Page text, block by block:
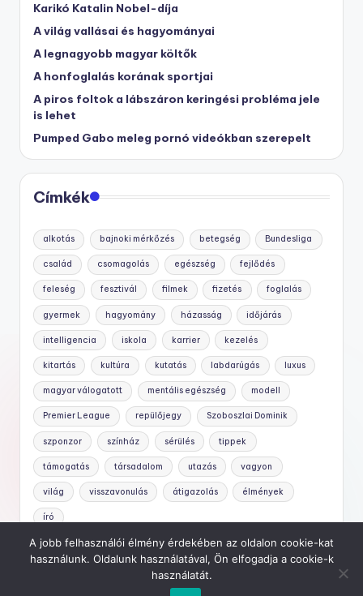
Karikó Katalin Nobel-díja
A világ vallásai és hagyományai
A legnagyobb magyar költők
A honfoglalás korának sportjai
A piros foltok a lábszáron keringési probléma jele
is lehet
Pumped Gabo meleg pornó videókban szerepelt
Címkék
alkotás bajnoki mérkőzés betegség Bundesliga
család csomagolás egészség fejlődés
feleség fesztivál filmek fizetés foglalás
gyermek hagyomány házasság időjárás
intelligencia iskola karrier kezelés
kitartás kultúra kutatás labdarúgás luxus
magyar válogatott mentális egészség modell
Premier League repülőjegy Szoboszlai Dominik
szponzor színház sérülés tippek
támogatás társadalom utazás vagyon
világ visszavonulás átigazolás élmények
író
A jobb felhasználói élmény érdekében az oldalon cookie-kat
használunk. Oldalunk használatával, Ön elfogadja a cookie-k
használatát.